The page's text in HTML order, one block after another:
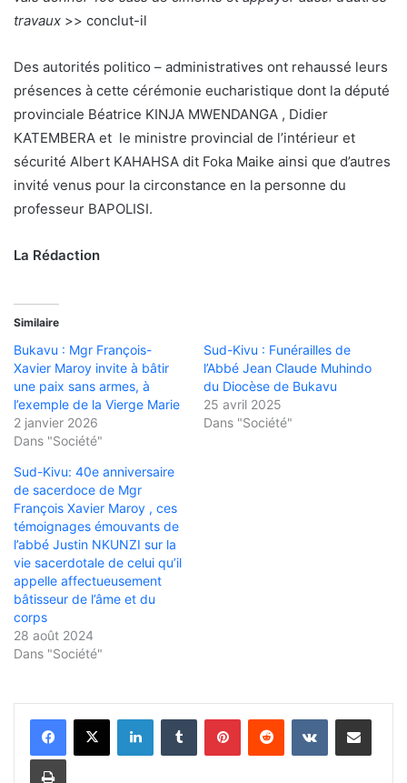
travaux >> conclut-il
Des autorités politico – administratives ont rehaussé leurs
présences à cette cérémonie eucharistique dont la député
provinciale Béatrice KINJA MWENDANGA , Didier
KATEMBERA et le ministre provincial de l’intérieur et
sécurité Albert KAHAHSA dit Foka Maike ainsi que d’autres
invité venus pour la circonstance en la personne du
professeur BAPOLISI.
La Rédaction
Similaire
Bukavu : Mgr François-
Xavier Maroy invite à bâtir
une paix sans armes, à
l’exemple de la Vierge Marie
2 janvier 2026
Dans "Société"
Sud-Kivu : Funérailles de
l’Abbé Jean Claude Muhindo
du Diocèse de Bukavu
25 avril 2025
Dans "Société"
Sud-Kivu: 40e anniversaire
de sacerdoce de Mgr
François Xavier Maroy , ces
témoignages émouvants de
l’abbé Justin NKUNZI sur la
vie sacerdotale de celui qu’il
appelle affectueusement
bâtisseur de l’âme et du
corps
28 août 2024
Dans "Société"